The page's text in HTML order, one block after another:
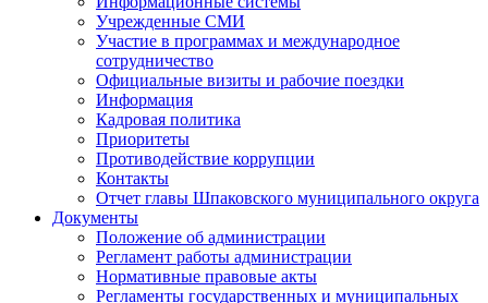
Учрежденные СМИ
Участие в программах и международное
сотрудничество
Официальные визиты и рабочие поездки
Информация
Кадровая политика
Приоритеты
Противодействие коррупции
Контакты
Отчет главы Шпаковского муниципального округа
Документы
Положение об администрации
Регламент работы администрации
Нормативные правовые акты
Регламенты государственных и муниципальных